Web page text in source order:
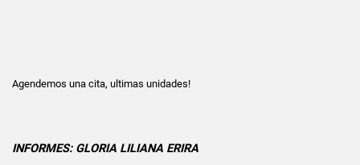
Agendemos una cita, ultimas unidades!
INFORMES: GLORIA LILIANA ERIRA